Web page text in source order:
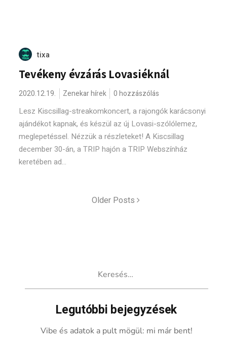
tixa
Tevékeny évzárás Lovasiéknál
2020.12.19. Zenekar hírek 0 hozzászólás
Lesz Kiscsillag-streakomkoncert, a rajongók karácsonyi
ajándékot kapnak, és készül az új Lovasi-szólólemez,
meglepetéssel. Nézzük a részleteket! A Kiscsillag
december 30-án, a TRIP hajón a TRIP Webszínház
keretében ad...
Older Posts
Legutóbbi bejegyzések
Vibe és adatok a pult mögül: mi már bent!